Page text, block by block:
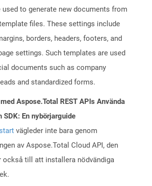
used to generate new documents from
files. These settings include
borders, headers, footers, and
settings. Such templates are used
documents such as company
and standardized forms.
Aspose.Total REST APIs Använda
SDK: En nybörjarguide
vägleder inte bara genom
av Aspose.Total Cloud API, den
också till att installera nödvändiga